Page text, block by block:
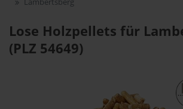
Lose Holzpellets für
(PLZ 54649)